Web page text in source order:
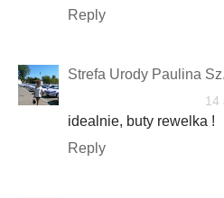
Reply
Strefa Urody Paulina Sz.
14
idealnie, buty rewelka !
Reply